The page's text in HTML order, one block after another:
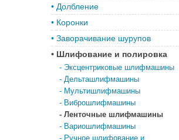
• Долбление
• Коронки
• Заворачивание шурупов
• Шлифование и полировка
- Эксцентриковые шлифмашины
- Дельташлифмашины
- Мультишлифмашины
- Виброшлифмашины
- Ленточные шлифмашины
- Вариошлифмашины
- Ручное шлифование и